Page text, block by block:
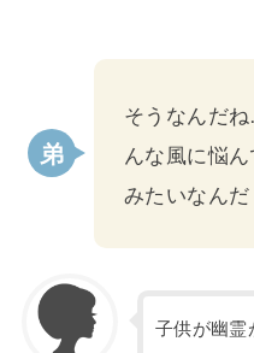
そうなんだ
んな風に悩
みたいなんだ
子供が幽霊